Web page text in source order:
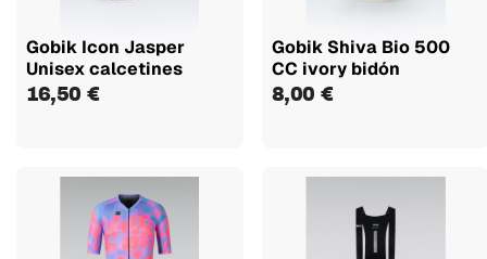
Gobik Icon Jasper
Unisex calcetines
16,50 €
Gobik Shiva Bio 500
CC ivory bidón
8,00 €